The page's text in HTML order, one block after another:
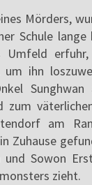
Mörders,
Schule
Umfeld
um ihn
am
Zuhause
Sowon
zieht.